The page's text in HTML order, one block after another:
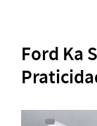
Ford Ka